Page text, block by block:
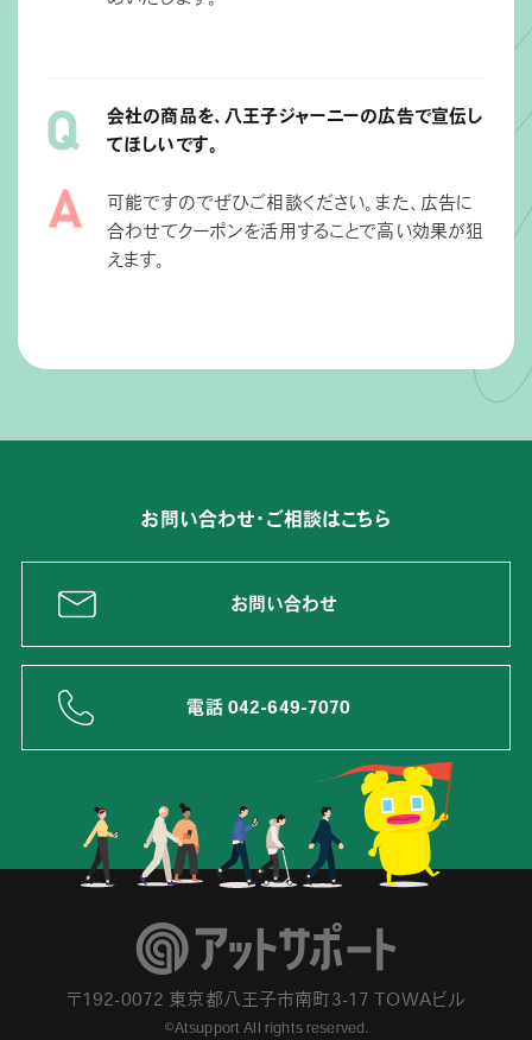
会社の商品を、八王子ジャーニーの広告で宣伝し
てほしいです。
可能ですのでぜひご相談ください。また、広告に
合わせてクーポンを活用することで高い効果が狙
えます。
お問い合わせ・ご相談はこちら
お問い合わせ
電話 042-649-7070
〒192-0072 東京都八王子市南町3-17 TOWAビル
©Atsupport All rights reserved.